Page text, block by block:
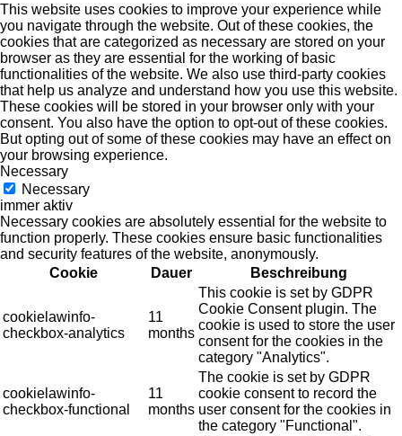
This website uses cookies to improve your experience while
you navigate through the website. Out of these cookies, the
cookies that are categorized as necessary are stored on your
browser as they are essential for the working of basic
functionalities of the website. We also use third-party cookies
that help us analyze and understand how you use this website.
These cookies will be stored in your browser only with your
consent. You also have the option to opt-out of these cookies.
But opting out of some of these cookies may have an effect on
your browsing experience.
Necessary
Necessary
immer aktiv
Necessary cookies are absolutely essential for the website to
function properly. These cookies ensure basic functionalities
and security features of the website, anonymously.
Cookie
Dauer Beschreibung
cookielawinfo-
checkbox-analytics
11
months
This cookie is set by GDPR
Cookie Consent plugin. The
cookie is used to store the user
consent for the cookies in the
category "Analytics".
cookielawinfo-
checkbox-functional
11
months
The cookie is set by GDPR
cookie consent to record the
user consent for the cookies in
the category "Functional".